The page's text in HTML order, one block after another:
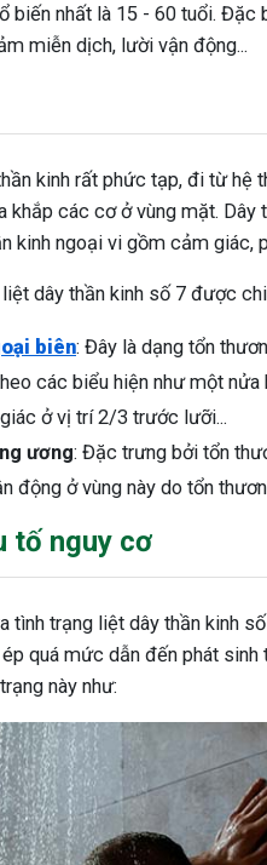
biến nhất là 15 - 60 tuổi. Đặc
miễn dịch, lười vận động...
kinh rất phức tạp, đi từ hệ
khắp các cơ ở vùng mặt.
kinh ngoại vi gồm cảm giác,
dây thần kinh số 7 được
biên: Đây là dạng tổn
các biểu hiện như một
ở vị trí 2/3 trước lưỡi...
ương: Đặc trưng bởi tổn
động ở vùng này do tổn
tố nguy cơ
tình trạng liệt dây thần kinh
quá mức dẫn đến phát
này như: